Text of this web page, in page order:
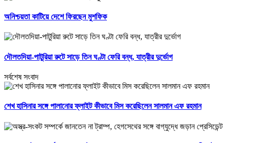
অনিশ্চয়তা কাটিয়ে দেশে ফিরছেন মুশফিক
দৌলতদিয়া-পাটুরিয়া রুটে সাড়ে তিন ঘণ্টা ফেরি বন্ধ, যাত্রীর দুর্ভোগ
সর্বশেষ সংবাদ
শেখ হাসিনার সঙ্গে পালানোর ফ্লাইট কীভাবে মিস করেছিলেন সালমান এফ রহমান